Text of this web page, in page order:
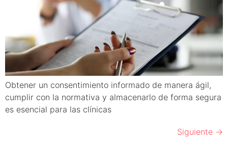
Obtener un consentimiento informado de manera ágil,
cumplir con la normativa y almacenarlo de forma segura
es esencial para las clínicas
Siguiente →